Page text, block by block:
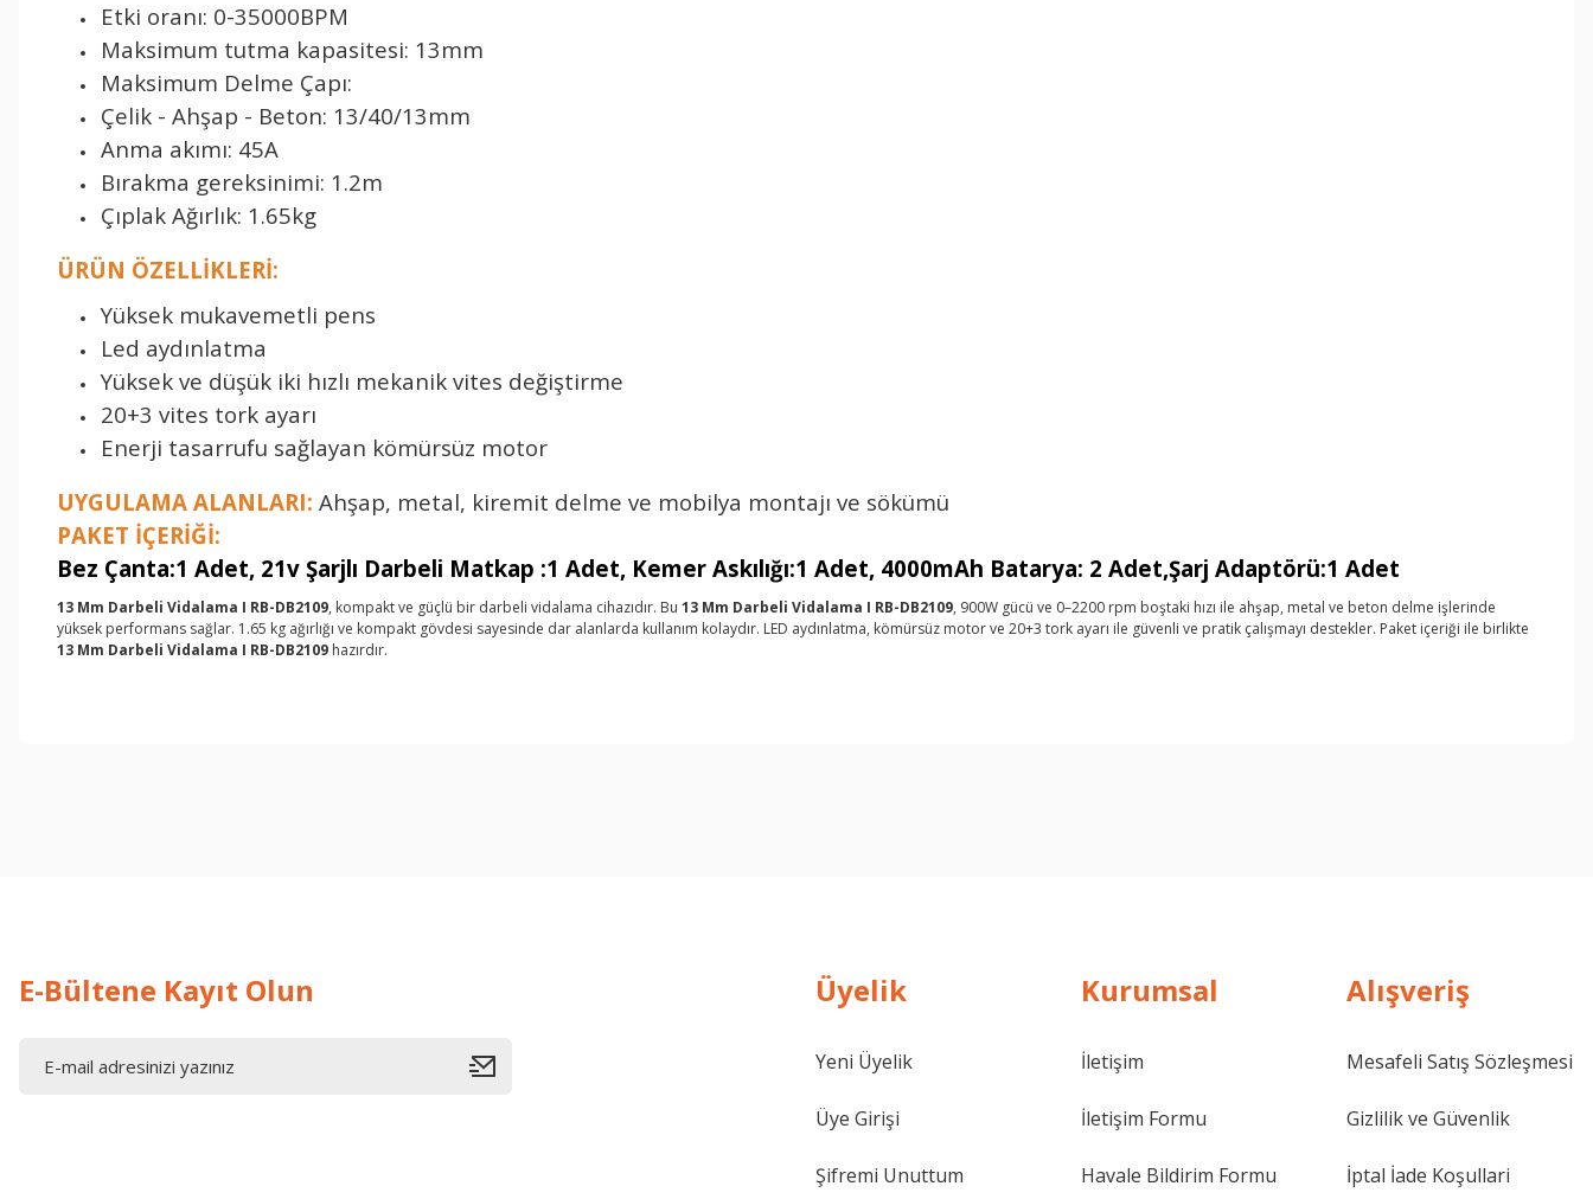
Etki oranı: 0-35000BPM
Maksimum tutma kapasitesi: 13mm
Maksimum Delme Çapı:
Çelik - Ahşap - Beton: 13/40/13mm
Anma akımı: 45A
Bırakma gereksinimi: 1.2m
Çıplak Ağırlık: 1.65kg
ÜRÜN ÖZELLİKLERİ:
Yüksek mukavemetli pens
Led aydınlatma
Yüksek ve düşük iki hızlı mekanik vites değiştirme
20+3 vites tork ayarı
Enerji tasarrufu sağlayan kömürsüz motor
UYGULAMA ALANLARI: Ahşap, metal, kiremit delme ve mobilya montajı ve sökümü
PAKET İÇERİĞİ:
Bez Çanta:1 Adet, 21v Şarjlı Darbeli Matkap :1 Adet, Kemer Askılığı:1 Adet, 4000mAh Batarya: 2 Adet,Şarj Adaptörü:1 Adet
13 Mm Darbeli Vidalama I RB-DB2109, kompakt ve güçlü bir darbeli vidalama cihazıdır. Bu 13 Mm Darbeli Vidalama I RB-DB2109, 900W gücü ve 0–2200 rpm boştaki hızı ile ahşap, metal ve beton delme işlerinde
yüksek performans sağlar. 1.65 kg ağırlığı ve kompakt gövdesi sayesinde dar alanlarda kullanım kolaydır. LED aydınlatma, kömürsüz motor ve 20+3 tork ayarı ile güvenli ve pratik çalışmayı destekler. Paket içeriği ile birlikte
13 Mm Darbeli Vidalama I RB-DB2109 hazırdır.
E-Bültene Kayıt Olun Üyelik
Yeni Üyelik
Üye Girişi
Şifremi Unuttum
Kurumsal
İletişim
İletişim Formu
Havale Bildirim Formu
Alışveriş
Mesafeli Satış Sözleşmesi
Gizlilik ve Güvenlik
İptal İade Koşullari